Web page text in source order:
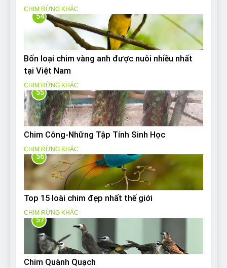
CHIM RỪNG KHÁC
54
Bốn loại chim vàng anh được nuôi nhiều nhất
tại Việt Nam
CHIM RỪNG KHÁC
55
Chim Công-Những Tập Tính Sinh Học
CHIM RỪNG KHÁC
56
Top 15 loài chim đẹp nhất thế giới
CHIM RỪNG KHÁC
57
Chim Quành Quạch